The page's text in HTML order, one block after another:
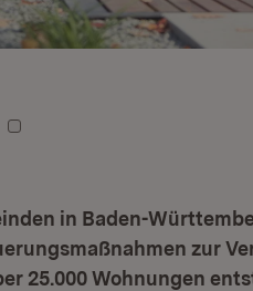
0
Kachel: 1
Zu Kachel: 2
in Baden-
zur
25.000 Wohnungen